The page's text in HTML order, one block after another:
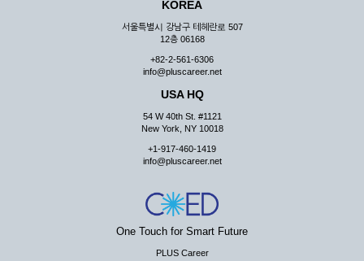
KOREA
서울특별시 강남구 테헤란로 507
12층 06168
+82-2-561-6306
info@pluscareer.net
USA HQ
54 W 40th St. #1121
New York, NY 10018
+1-917-460-1419
info@pluscareer.net
One Touch for Smart Future
PLUS Career